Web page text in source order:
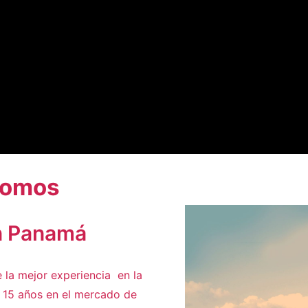
la mejor experiencia en la
años en el mercado de